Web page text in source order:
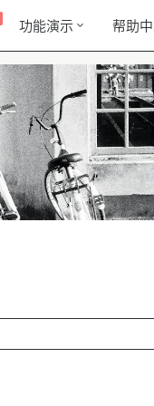
功能演示 帮助